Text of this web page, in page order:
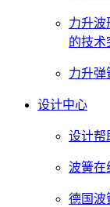
力升波
的技术
力升弹
设计中心
设计帮
波簧在
德国波